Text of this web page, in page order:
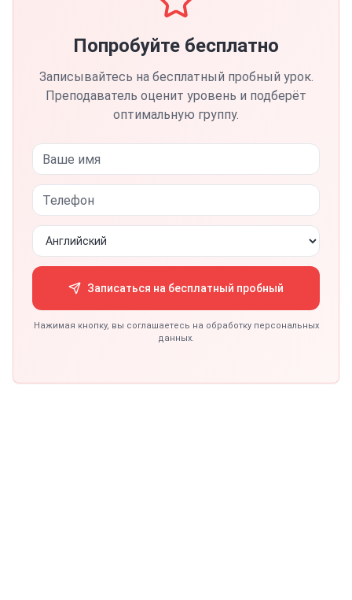
Попробуйте бесплатно
Записывайтесь на бесплатный пробный урок.
Преподаватель оценит уровень и подберёт
оптимальную группу.
Записаться на бесплатный пробный
Нажимая кнопку, вы соглашаетесь на обработку персональных
данных.